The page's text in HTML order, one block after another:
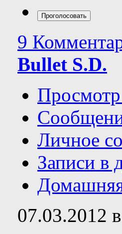
9
Bullet S.D.
Личное
Записи в
07.03.2012